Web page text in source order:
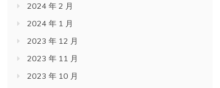
2024 年 2 月
2024 年 1 月
2023 年 12 月
2023 年 11 月
2023 年 10 月